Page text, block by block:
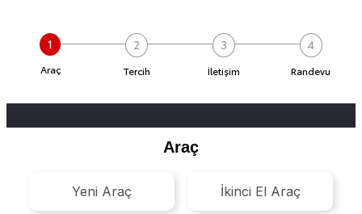
1
Araç
2
Tercih
3
İletişim
4
Randevu
Araç
Yeni Araç İkinci El Araç